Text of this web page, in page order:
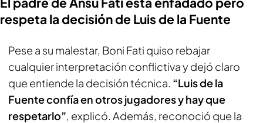
respeta la decisión de Luis de la Fuente
Pese a su malestar, Boni Fati quiso rebajar
cualquier interpretación conflictiva y dejó claro
que entiende la decisión técnica. “Luis de la
Fuente confía en otros jugadores y hay que
respetarlo”, explicó. Además, reconoció que la